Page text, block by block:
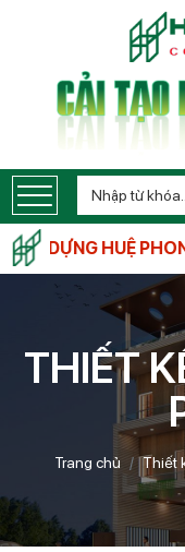
DỰNG HUỆ PHONG
THIẾT
Trang chủ Thiết